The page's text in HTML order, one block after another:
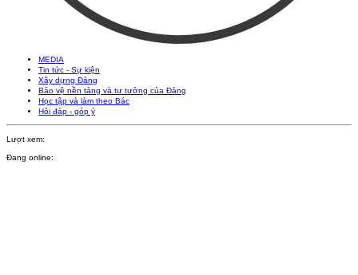
MEDIA
Tin tức - Sự kiện
Xây dựng Đảng
Bảo vệ nền tảng và tư tưởng của Đảng
Học tập và làm theo Bác
Hỏi đáp - góp ý
Lượt xem:
Đang online: